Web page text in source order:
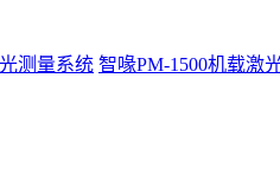
测量系统 智喙PM-1500机载激